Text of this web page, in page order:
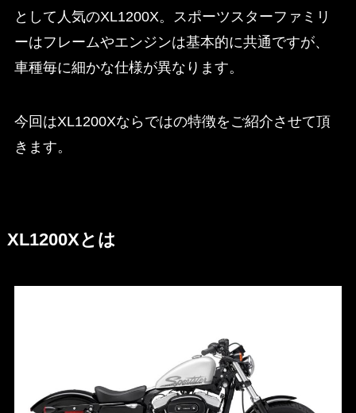
として人気のXL1200X。スポーツスターファミリ
ーはフレームやエンジンは基本的に共通ですが、
車種毎に細かな仕様が異なります。
今回はXL1200Xならではの特徴をご紹介させて頂
きます。
XL1200Xとは